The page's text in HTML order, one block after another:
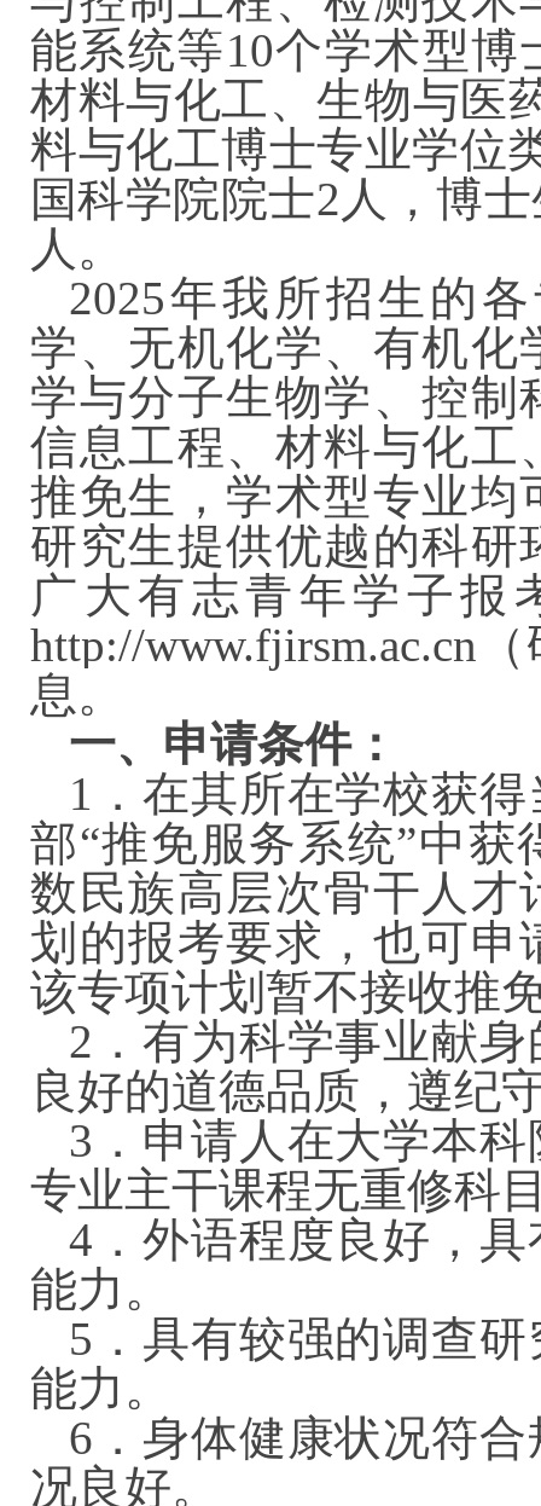
能系统等10个学术型
材料与化工、生物与医
料与化工博士专业学位
国科学院院士2人，博
人。
2025年我所招生的
学、无机化学、有机化
学与分子生物学、控制
信息工程、材料与化工
推免生，学术型专业均
研究生提供优越的科研
广大有志青年学子报
http://www.fjirsm.ac.cn
息。
一、申请条件：
1．在其所在学校获
部“推免服务系统”中
数民族高层次骨干人才
划的报考要求，也可申
该专项计划暂不接收推
2．有为科学事业献
良好的道德品质，遵
3．申请人在大学本
专业主干课程无重修
4．外语程度良好，
能力。
5．具有较强的调查
能力。
6．身体健康状况符
况良好。